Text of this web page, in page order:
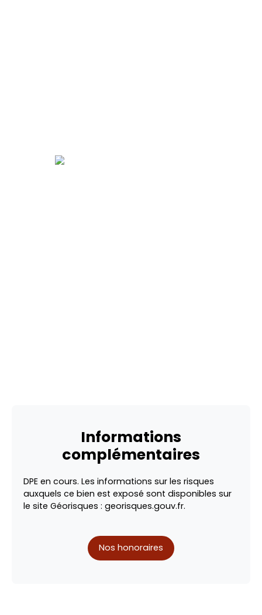
Informations
complémentaires
DPE en cours. Les informations sur les risques
auxquels ce bien est exposé sont disponibles sur
le site Géorisques : georisques.gouv.fr.
Nos honoraires